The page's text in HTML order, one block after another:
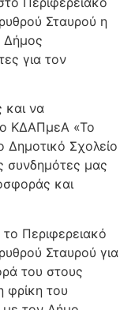
Σταυρού η
Δήμος
για τον
και να
ΚΔΑΠμεΑ «Το
Δημοτικό Σχολείο
συνδημότες μας
και
Περιφερειακό
Σταυρού για
του στους
φρίκη του